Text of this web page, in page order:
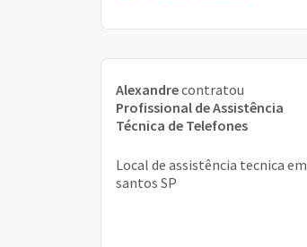
Alexandrecontratou
Profissional de Assistência
Técnica de Telefones
Local de assistência tecnica em
santos SP